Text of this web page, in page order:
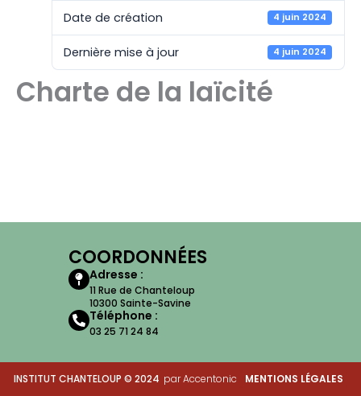
Date de création 4 juin 2024
Dernière mise à jour 4 juin 2024
Charte de la laïcité
COORDONNÉES
Adresse :
11 Rue de Chanteloup
10300 Sainte-Savine
Téléphone :
03 25 71 24 84
INSTITUT CHANTELOUP © 2024 par Accentonic MENTIONS LÉGALES